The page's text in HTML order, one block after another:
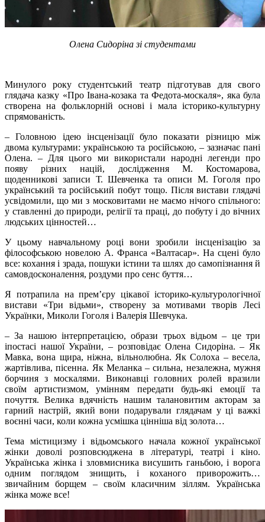
Олена Сидоріна зі студентами
Минулого року студентський театр підготував для свого
глядача казку «Про Івана-козака та Федота-москаля», яка була
створена на фольклорній основі і мала історико-культурну
спрямованість.
– Головною ідею інсценізації було показати різницю між
двома культурами: українською та російською, – зазначає пані
Олена. – Для цього ми використали народні легенди про
появу різних націй, дослідження М. Костомарова,
щоденникові записи Т. Шевченка та описи М. Гоголя про
український та російський побут тощо. Після вистави глядачі
усвідомили, що ми з московитами не маємо нічого спільного:
у ставленні до природи, релігії та праці, до побуту і до вічних
людських цінностей…
У цьому навчальному році вони зробили інсценізацію за
філософською новелою А. Франса «Валтасар». На сцені було
все: кохання і зрада, пошуки істини та шлях до самопізнання й
самовдосконалення, роздуми про сенс буття…
Я потрапила на прем’єру цікавої історико-культурологічної
вистави «Три відьми», створену за мотивами творів Лесі
Українки, Миколи Гоголя і Валерія Шевчука.
– За нашою інтерпретацією, образи трьох відьом – це три
іпостасі нашої України, – розповідає Олена Сидоріна. – Як
Мавка, вона щира, ніжна, вільнолюбна. Як Солоха – весела,
жартівлива, пісенна. Як Меланка – сильна, незалежна, мужня
борчиня з москалями. Виконавці головних ролей вразили
своїм артистизмом, умінням передати будь-які емоції та
почуття. Велика вдячність нашим талановитим акторам за
гарний настрій, який вони подарували глядачам у ці важкі
воєнні часи, коли кожна усмішка цінніша від золота…
Тема містицизму і відьомського начала кожної української
жінки доволі розповсюджена в літературі, театрі і кіно.
Українська жінка і зловмисника висушить ганьбою, і ворога
одним поглядом знищить, і коханого приворожить…
звичайним борщем – своїм класичним зіллям. Українська
жінка може все!